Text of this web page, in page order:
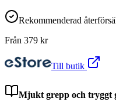
Rekommenderad
Från 379 kr
Till butik
Mjukt grepp och tryggt